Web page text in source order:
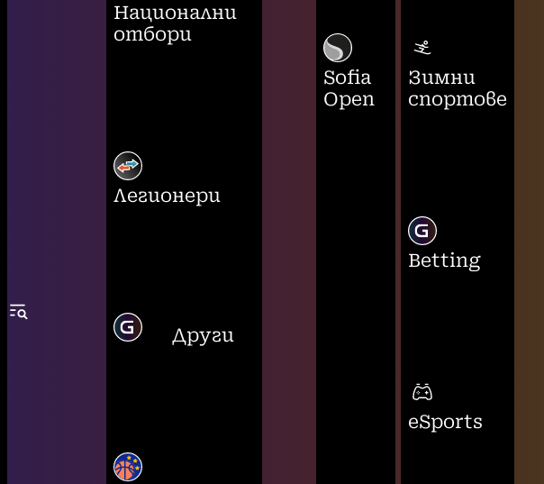
Национални
отбори
Легионери
Други
Sofia
Open
Зимни
спортове
Betting
eSports